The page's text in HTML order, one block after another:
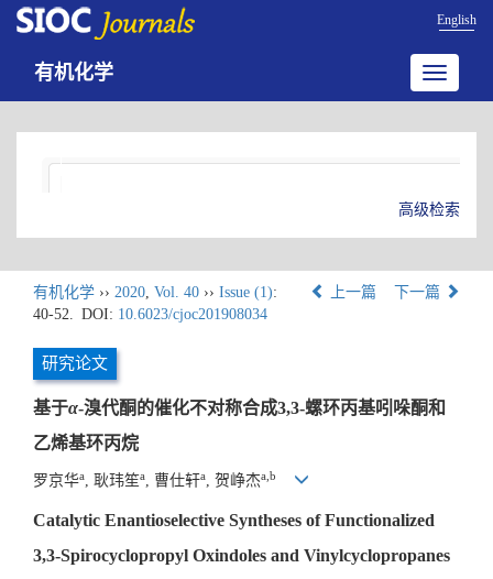
English
Toggle
有机化学
高级检索
有机化学 ›› 2020, Vol. 40 ›› Issue (1):
40-52. DOI: 10.6023/cjoc201908034
上一篇 下一篇
研究论文
基于α-溴代酮的催化不对称合成3,3-螺环丙基吲哚酮和
乙烯基环丙烷
罗京华a , 耿玮笙a , 曹仕轩a , 贺峥杰a,b
Catalytic Enantioselective Syntheses of Functionalized
3,3-Spirocyclopropyl Oxindoles and Vinylcyclopropanes